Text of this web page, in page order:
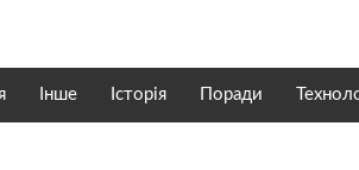
Інше Історія Поради